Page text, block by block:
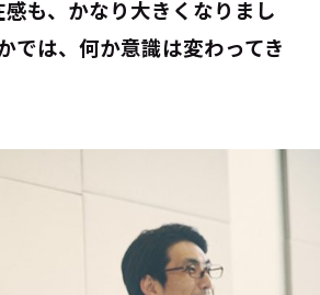
も、かなり大きくなりまし
では、何か意識は変わってき